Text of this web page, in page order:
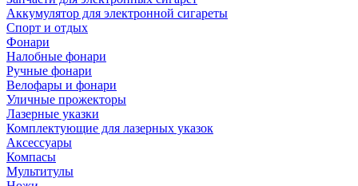
Аккумулятор для электронной сигареты
Спорт и отдых
Фонари
Налобные фонари
Ручные фонари
Велофары и фонари
Уличные прожекторы
Лазерные указки
Комплектующие для лазерных указок
Аксессуары
Компасы
Мультитулы